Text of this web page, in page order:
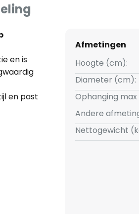
en is
en past
staat
de
Afmetingen
Hoogte (cm):
Diameter (cm):
Ophanging
Andere
Nettogewicht